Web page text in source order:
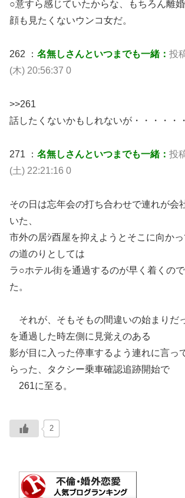
○意すら感じていたからな、もちろん離
顔も見たくないウンコ女だ。
262 ： 名無しさんといつまでも一緒： 投
(木) 20:56:37 0
>>261
話したくないかもしれないが・・・・・
271 ： 名無しさんといつまでも一緒： 投
(土) 22:21:16 0
その日は忘年会の打ち合わせで連れが会
いた、
市外の居ｼ酉屋を抑えようとそこに向か
の道のりとしては
ラ○ホテル街を通過するのが早く着くの
た。
それが、そもそもの間違いの始まりだ
を通過した時左側に見覚えのある
影が目に入った停車するよう連れに言っ
らった、タクシー乗車確認追跡開始で
261に至る。
2